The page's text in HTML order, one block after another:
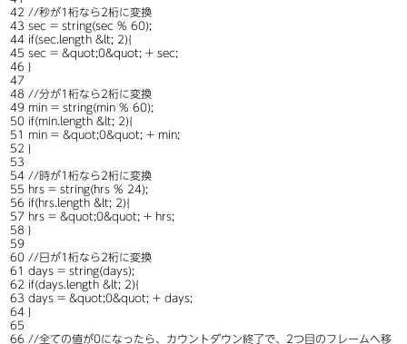
42
43
44
45
46
47
48
49
50
51
52
53
54
55
56
57
58
59
60
61
62
63
64
65
66
//秒が1桁なら2桁に変換
sec = string(sec % 60);
if(sec length &lt; 2){
sec = &quot;0&quot; + sec;
}
//分が1桁なら2桁に変換
min = string(min % 60);
if(min length &lt; 2){
min = &quot;0&quot; + min;
}
//時が1桁なら2桁に変換
hrs = string(hrs % 24);
if(hrs length &lt; 2){
hrs = &quot;0&quot; + hrs;
}
//日が1桁なら2桁に変換
days = string(days);
if(days length &lt; 2){
days = &quot;0&quot; + days;
}
//全ての値が0になったら、カウントダウン終了で、2つ目のフレームへ移